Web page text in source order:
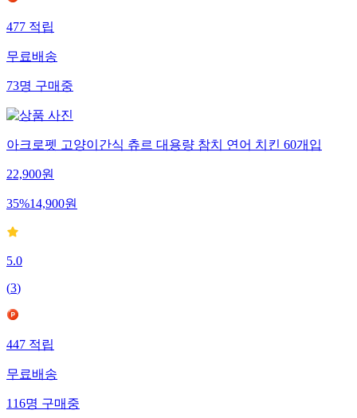
477적립
무료배송
73명구매중
아크로펫 고양이간식 츄르 대용량 참치 연어 치킨 60개입
22,900원
35%14,900원
5.0
(3)
447적립
무료배송
116명구매중